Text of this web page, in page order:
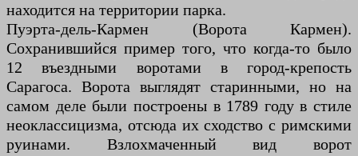
находится на территории парка.
Пуэрта-дель-Кармен (Ворота Кармен).
Сохранившийся пример того, что когда-то было
12 въездными воротами в город-крепость
Сарагоса. Ворота выглядят старинными, но на
самом деле были построены в 1789 году в стиле
неоклассицизма, отсюда их сходство с римскими
руинами. Взлохмаченный вид ворот